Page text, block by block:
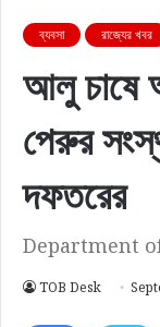
ব্যবসা রাজ্যের খবর
আলু চাষে
পেরুর
দফতরের
Department
TOB Desk